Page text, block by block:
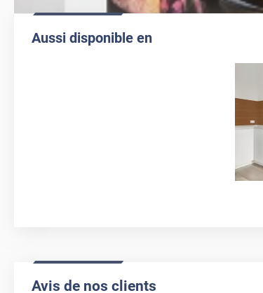
Aussi disponible en
Avis de nos clients